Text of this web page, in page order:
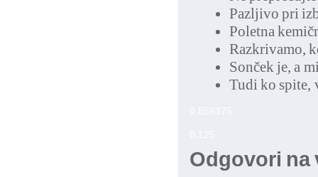
Pazljivo pri
Poletna
Razkrivamo,
Sonček je, a
Tudi ko spite,
Odgovori na